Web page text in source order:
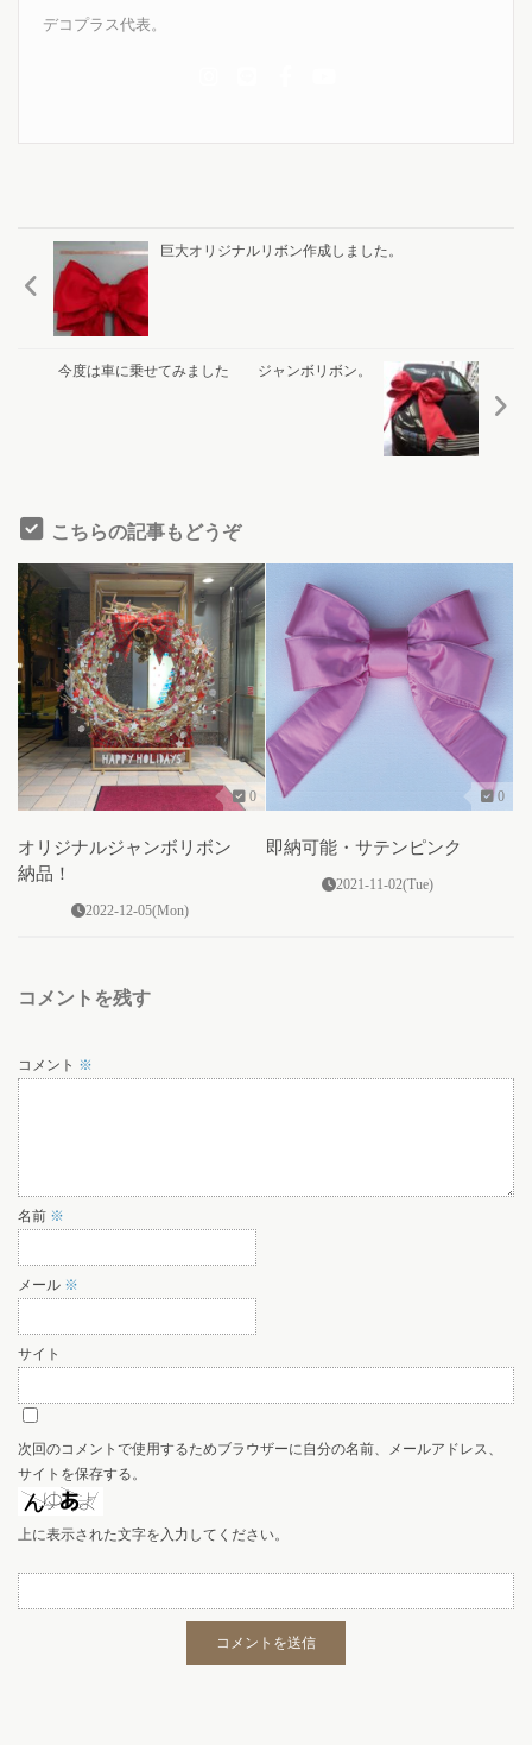
デコプラス代表。
巨大オリジナルリボン作成しました。
今度は車に乗せてみました ジャンボリボン。
こちらの記事もどうぞ
0
オリジナルジャンボリボン
納品！
2022-12-05(Mon)
0
即納可能・サテンピンク
2021-11-02(Tue)
コメントを残す
コメント ※
名前 ※
メール ※
サイト
次回のコメントで使用するためブラウザーに自分の名前、メールアドレス、
サイトを保存する。
上に表示された文字を入力してください。